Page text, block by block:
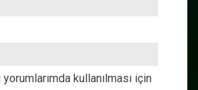
kullanılması için